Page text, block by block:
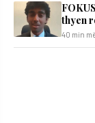
thyen
40 min